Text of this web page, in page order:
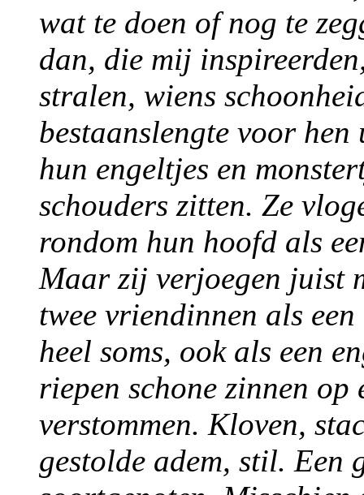
wat te doen of nog te
dan, die mij
stralen, wiens
bestaanslengte voor
hun engeltjes en
schouders zitten. Ze
rondom hun hoofd als
Maar zij verjoegen juist
twee vriendinnen als
heel soms, ook als een
riepen schone zinnen op
verstommen. Kloven,
gestolde adem, stil. Een